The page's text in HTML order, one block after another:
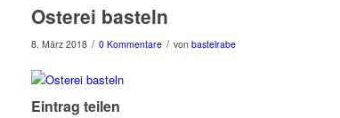
Osterei basteln
8. März 2018 / 0 Kommentare / von bastelrabe
Eintrag teilen